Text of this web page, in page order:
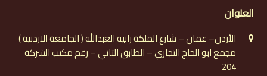
العنوان
الأردن– عمان – شارع الملكة رانية العبدالله ( الجامعة الاردنية )
مجمع ابو الحاج التجاري – الطابق الثاني – رقم مكتب الشركة
204